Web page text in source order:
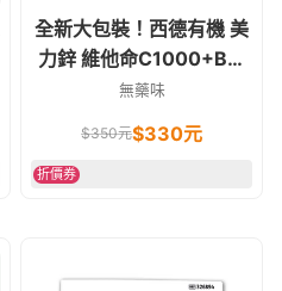
全新大包裝！西德有機 美
力鋅 維他命C1000+B群
+鋅 發泡錠 葡萄口味 15錠
無藥味
$350元$330元
折價券